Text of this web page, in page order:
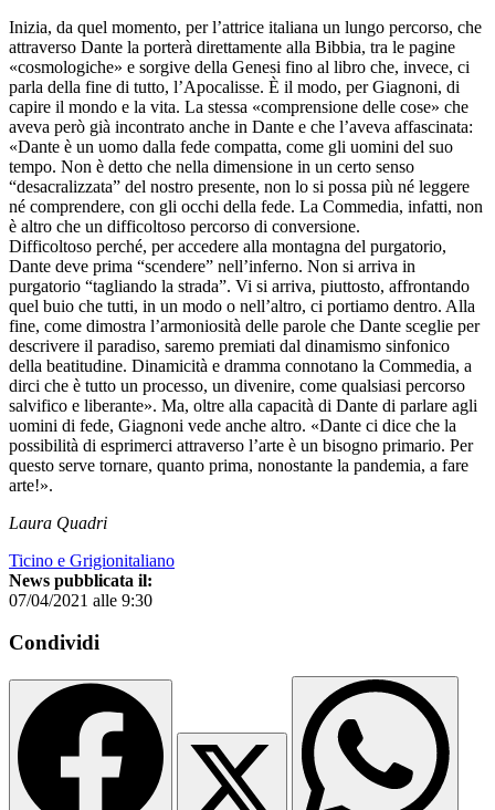
Inizia, da quel momento, per l’attrice italiana un lungo percorso, che
attraverso Dante la porterà direttamente alla Bibbia, tra le pagine
«cosmologiche» e sorgive della Genesi fino al libro che, invece, ci
parla della fine di tutto, l’Apocalisse. È il modo, per Giagnoni, di
capire il mondo e la vita. La stessa «comprensione delle cose» che
aveva però già incontrato anche in Dante e che l’aveva affascinata:
«Dante è un uomo dalla fede compatta, come gli uomini del suo
tempo. Non è detto che nella dimensione in un certo senso
“desacralizzata” del nostro presente, non lo si possa più né leggere
né comprendere, con gli occhi della fede. La Commedia, infatti, non
è altro che un difficoltoso percorso di conversione.
Difficoltoso perché, per accedere alla montagna del purgatorio,
Dante deve prima “scendere” nell’inferno. Non si arriva in
purgatorio “tagliando la strada”. Vi si arriva, piuttosto, affrontando
quel buio che tutti, in un modo o nell’altro, ci portiamo dentro. Alla
fine, come dimostra l’armoniosità delle parole che Dante sceglie per
descrivere il paradiso, saremo premiati dal dinamismo sinfonico
della beatitudine. Dinamicità e dramma connotano la Commedia, a
dirci che è tutto un processo, un divenire, come qualsiasi percorso
salvifico e liberante». Ma, oltre alla capacità di Dante di parlare agli
uomini di fede, Giagnoni vede anche altro. «Dante ci dice che la
possibilità di esprimerci attraverso l’arte è un bisogno primario. Per
questo serve tornare, quanto prima, nonostante la pandemia, a fare
arte!».
Laura Quadri
Ticino e Grigionitaliano
News pubblicata il:
07/04/2021 alle 9:30
Condividi